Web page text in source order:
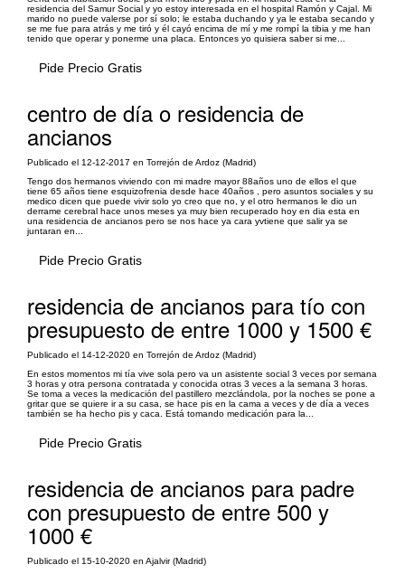
residencia del Samur Social y yo estoy interesada en el hospital Ramón y Cajal. Mi
marido no puede valerse por sí solo; le estaba duchando y ya le estaba secando y
se me fue para atrás y me tiró y él cayó encima de mí y me rompí la tibia y me han
tenido que operar y ponerme una placa. Entonces yo quisiera saber si me...
Pide Precio Gratis
centro de día o residencia de
ancianos
Publicado el 12-12-2017 en Torrejón de Ardoz (Madrid)
Tengo dos hermanos viviendo con mi madre mayor 88años uno de ellos el que
tiene 65 años tiene esquizofrenia desde hace 40años , pero asuntos sociales y su
medico dicen que puede vivir solo yo creo que no, y el otro hermanos le dio un
derrame cerebral hace unos meses ya muy bien recuperado hoy en dia esta en
una residencia de ancianos pero se nos hace ya cara yvtiene que salir ya se
juntaran en...
Pide Precio Gratis
residencia de ancianos para tío con
presupuesto de entre 1000 y 1500 €
Publicado el 14-12-2020 en Torrejón de Ardoz (Madrid)
En estos momentos mi tía vive sola pero va un asistente social 3 veces por semana
3 horas y otra persona contratada y conocida otras 3 veces a la semana 3 horas.
Se toma a veces la medicación del pastillero mezclándola, por la noches se pone a
gritar que se quiere ir a su casa, se hace pis en la cama a veces y de día a veces
también se ha hecho pis y caca. Está tomando medicación para la...
Pide Precio Gratis
residencia de ancianos para padre
con presupuesto de entre 500 y
1000 €
Publicado el 15-10-2020 en Ajalvir (Madrid)